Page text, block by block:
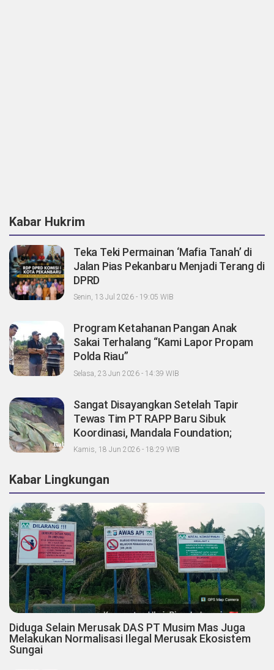
Kabar Hukrim
Teka Teki Permainan ‘Mafia Tanah’ di
Jalan Pias Pekanbaru Menjadi Terang di
DPRD
Senin, 13 Jul 2026 - 19:05 WIB
Program Ketahanan Pangan Anak
Sakai Terhalang “Kami Lapor Propam
Polda Riau”
Selasa, 23 Jun 2026 - 14:39 WIB
Sangat Disayangkan Setelah Tapir
Tewas Tim PT RAPP Baru Sibuk
Koordinasi, Mandala Foundation;
Tanggung Jawab Pemegang Konsesi
Kamis, 18 Jun 2026 - 18:29 WIB
Kabar Lingkungan
Diduga Selain Merusak DAS PT Musim Mas Juga
Melakukan Normalisasi Ilegal Merusak Ekosistem
Sungai